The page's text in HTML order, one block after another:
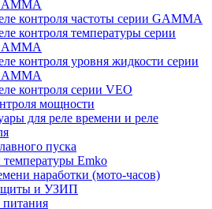
контроля частоты серии GAMMA
контроля температуры серии
контроля уровня жидкости серии
контроля серии VEO
мощности
для реле времени и реле
пуска
Emko
наработки (мото-часов)
и УЗИП
питания